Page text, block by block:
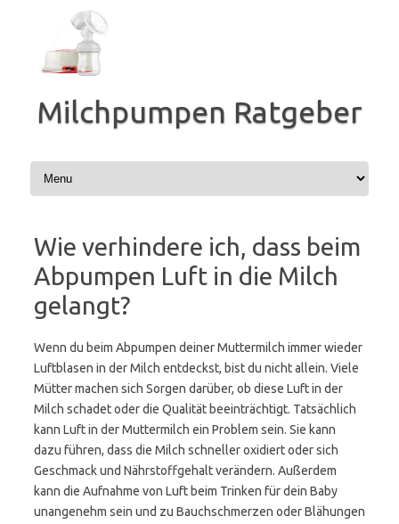
Milchpumpen Ratgeber
Wie verhindere ich, dass beim
Abpumpen Luft in die Milch
gelangt?
Wenn du beim Abpumpen deiner Muttermilch immer wieder
Luftblasen in der Milch entdeckst, bist du nicht allein. Viele
Mütter machen sich Sorgen darüber, ob diese Luft in der
Milch schadet oder die Qualität beeinträchtigt. Tatsächlich
kann Luft in der Muttermilch ein Problem sein. Sie kann
dazu führen, dass die Milch schneller oxidiert oder sich
Geschmack und Nährstoffgehalt verändern. Außerdem
kann die Aufnahme von Luft beim Trinken für dein Baby
unangenehm sein und zu Bauchschmerzen oder Blähungen